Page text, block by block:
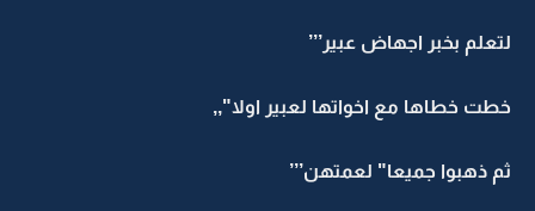
لتعلم بخبر اجهاض عبير’’’
خطت خطاها مع اخواتها لعبير اولا",,
ثم ذهبوا جميعا" لعمتهن’’’